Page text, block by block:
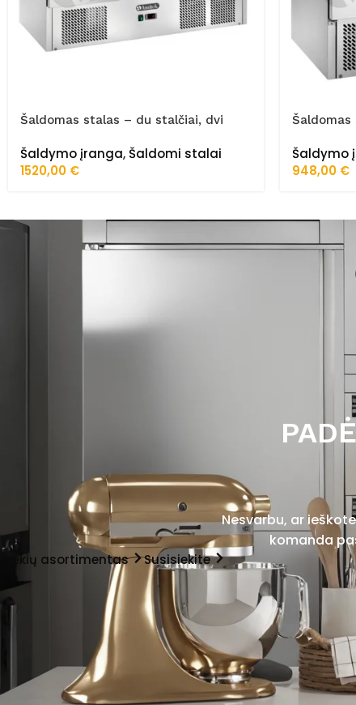
Šaldomas stalas – du stalčiai, dvi
Šaldymo įranga, Šaldomi stalai
1520,00 €
Šaldomas
Šaldymo
948,00 €
Nesvarbu, ar
komanda
Prekių asortimentas Susisiekite